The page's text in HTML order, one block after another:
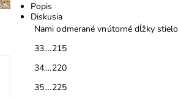
Popis
Diskusia
Nami odmerané vnútorné dĺžky
33....215
34....220
35....225